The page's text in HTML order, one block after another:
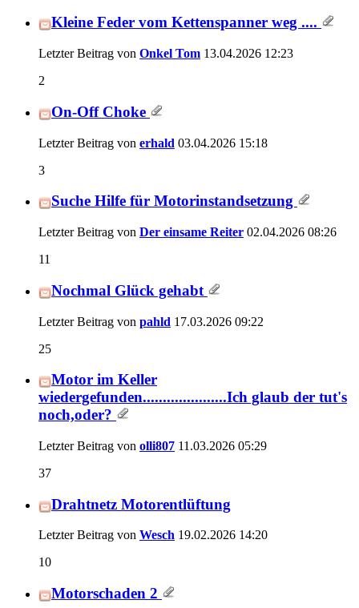
Kleine Feder vom Kettenspanner weg ....
Letzter Beitrag von Onkel Tom 13.04.2026 12:23
2
On-Off Choke
Letzter Beitrag von erhald 03.04.2026 15:18
3
Suche Hilfe für Motorinstandsetzung
Letzter Beitrag von Der einsame Reiter 02.04.2026 08:26
11
Nochmal Glück gehabt
Letzter Beitrag von pahld 17.03.2026 09:22
25
Motor im Keller
wiedergefunden.....................Ich glaub der tut's
noch,oder?
Letzter Beitrag von olli807 11.03.2026 05:29
37
Drahtnetz Motorentlüftung
Letzter Beitrag von Wesch 19.02.2026 14:20
10
Motorschaden 2